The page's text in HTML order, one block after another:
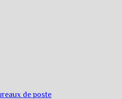
de poste